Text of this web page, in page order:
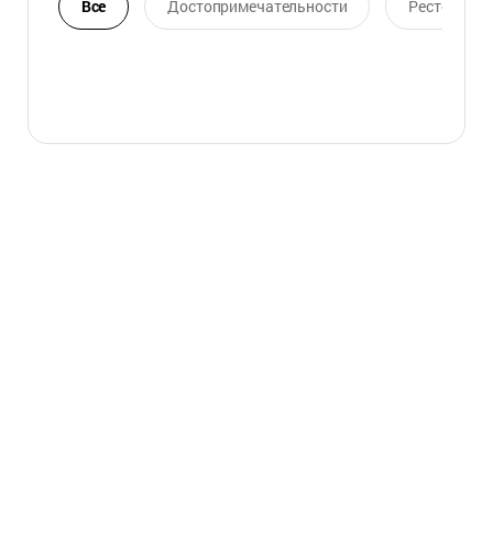
Все Достопримечательности Ресторан